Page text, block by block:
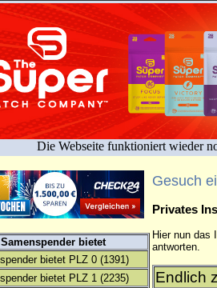
Die Webseite funktioniert wieder
bietet
bietet PLZ 0 (1391)
bietet PLZ 1 (2235)
Gesuch
Privates
Hier nun das
antworten.
Endlich